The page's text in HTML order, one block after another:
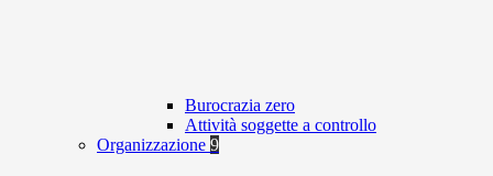
Burocrazia zero
Attività soggette a controllo
Organizzazione 9